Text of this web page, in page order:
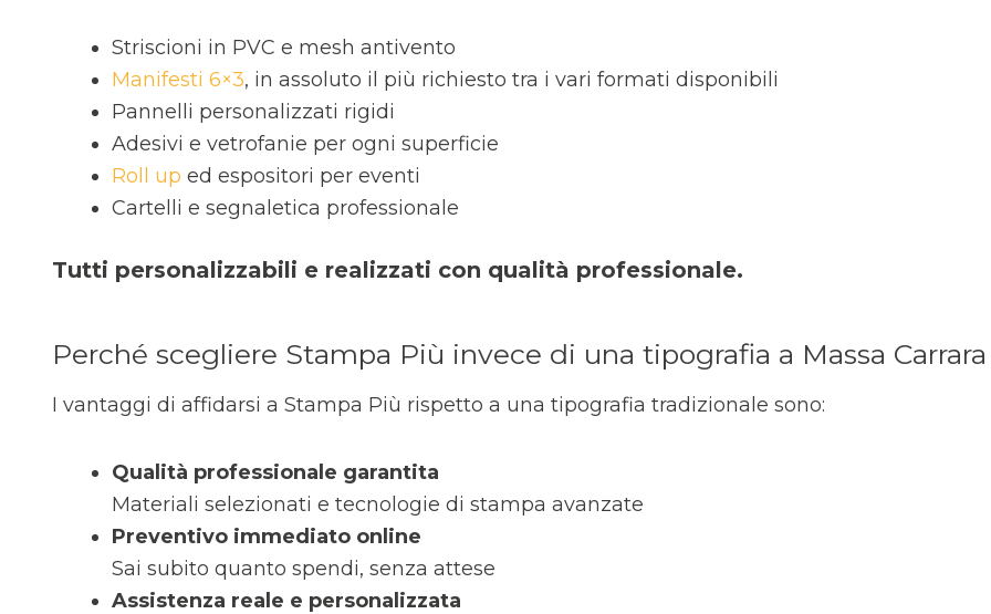
Striscioni in PVC e mesh antivento
Manifesti 6×3, in assoluto il più richiesto tra i vari formati disponibili
Pannelli personalizzati rigidi
Adesivi e vetrofanie per ogni superficie
Roll up ed espositori per eventi
Cartelli e segnaletica professionale
Tutti personalizzabili e realizzati con qualità professionale.
Perché scegliere Stampa Più invece di una tipografia a Massa Carrara
I vantaggi di affidarsi a Stampa Più rispetto a una tipografia tradizionale sono:
Qualità professionale garantita
Materiali selezionati e tecnologie di stampa avanzate
Preventivo immediato online
Sai subito quanto spendi, senza attese
Assistenza reale e personalizzata